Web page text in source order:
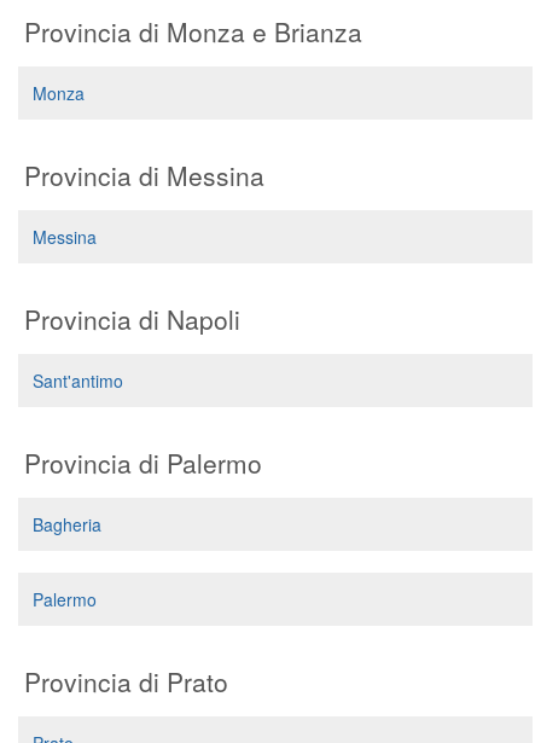
Provincia di Monza e Brianza
Monza
Provincia di Messina
Messina
Provincia di Napoli
Sant'antimo
Provincia di Palermo
Bagheria
Palermo
Provincia di Prato